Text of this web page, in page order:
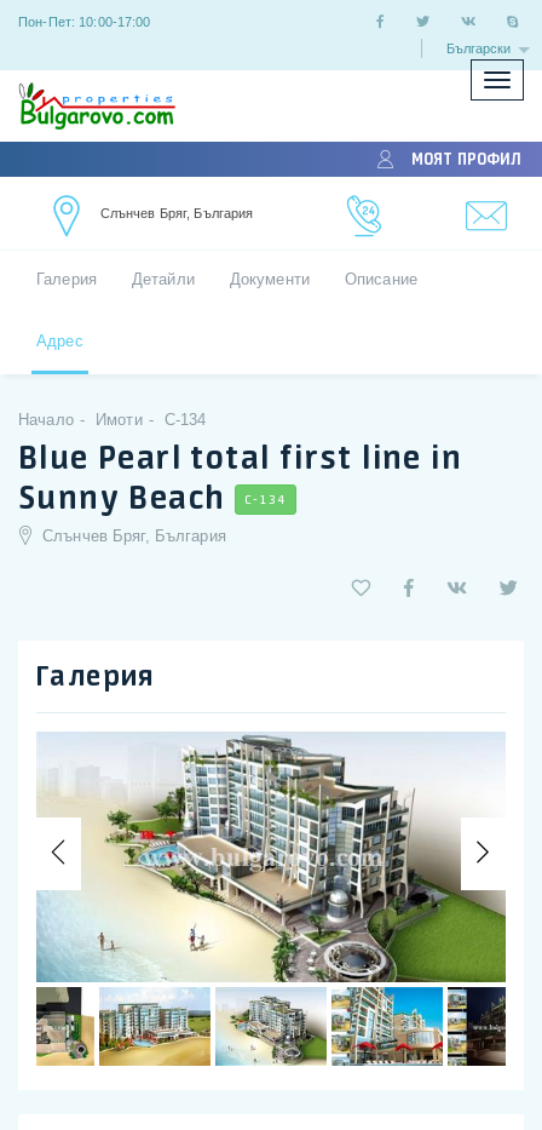
Пон-Пет: 10:00-17:00
Български
МОЯТ ПРОФИЛ
Слънчев Бряг, България
Галерия Детайли Документи Описание
Адрес
Начало Имоти C-134
Blue Pearl total first line in
Sunny Beach
C-134
Слънчев Бряг, България
Галерия
Previous